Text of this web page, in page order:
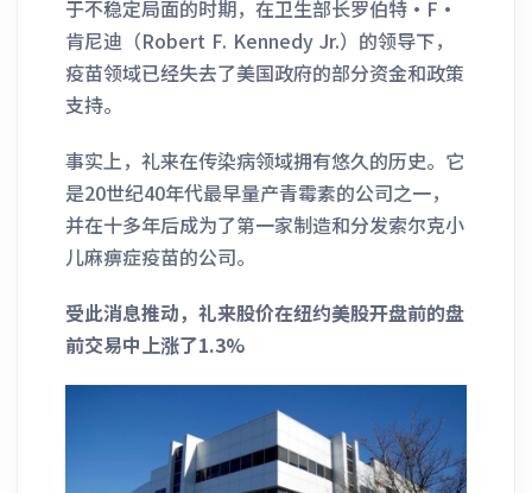
于不稳定局面的时期，在卫生部长罗伯特·F·
肯尼迪（Robert F. Kennedy Jr.）的领导下，
疫苗领域已经失去了美国政府的部分资金和政策
支持。
事实上，礼来在传染病领域拥有悠久的历史。它
是20世纪40年代最早量产青霉素的公司之一，
并在十多年后成为了第一家制造和分发索尔克小
儿麻痹症疫苗的公司。
受此消息推动，礼来股价在纽约美股开盘前的盘
前交易中上涨了1.3%